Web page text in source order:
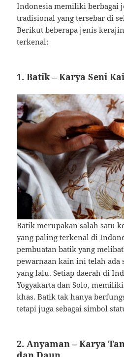
Indonesia memiliki berbagai
tradisional yang tersebar di
Berikut beberapa jenis
terkenal:
1.Batik – Karya Seni
Batik merupakan salah satu
yang paling terkenal di
pembuatan batik yang
pewarnaan kain ini telah ada
yang lalu. Setiap daerah di
Yogyakarta dan Solo,
khas. Batik tak hanya
tetapi juga sebagai simbol
2.Anyaman – Karya